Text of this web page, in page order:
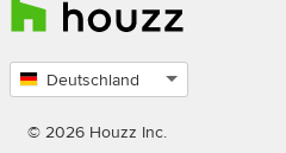
Deutschland
auswählen
© 2026 Houzz Inc.